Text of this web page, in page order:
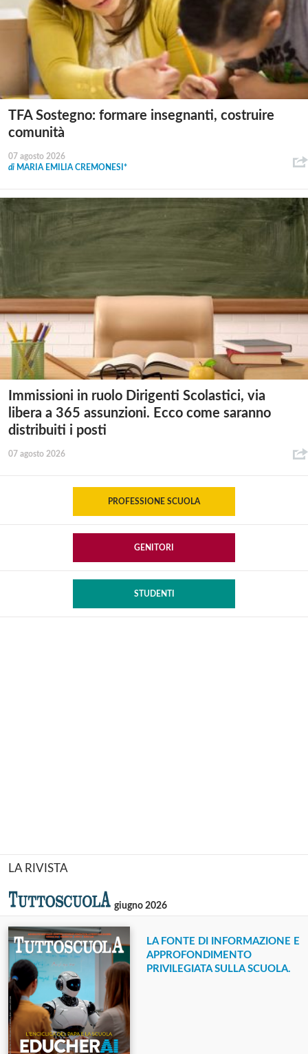
TFA Sostegno: formare insegnanti, costruire
comunità
07 agosto 2026
di MARIA EMILIA CREMONESI*
Immissioni in ruolo Dirigenti Scolastici, via
libera a 365 assunzioni. Ecco come saranno
distribuiti i posti
07 agosto 2026
PROFESSIONE SCUOLA
GENITORI
STUDENTI
LA RIVISTA
giugno 2026
LA FONTE DI INFORMAZIONE E
APPROFONDIMENTO
PRIVILEGIATA SULLA SCUOLA.